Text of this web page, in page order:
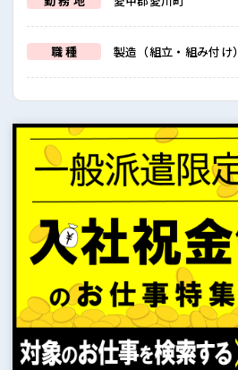
職 種 製造（組立・組み付け）